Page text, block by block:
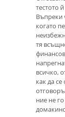
тестото
Въпреки
когато
тя
всичко,
как да
ние не